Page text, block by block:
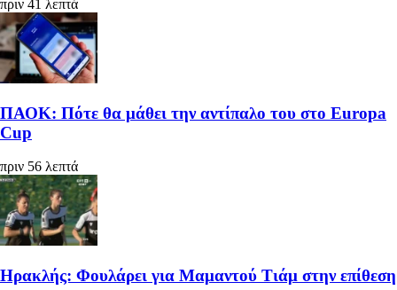
πριν 41 λεπτά
ΠΑΟΚ: Πότε θα μάθει την αντίπαλο του στο Europa
Cup
πριν 56 λεπτά
Ηρακλής: Φουλάρει για Μαμαντού Τιάμ στην επίθεση